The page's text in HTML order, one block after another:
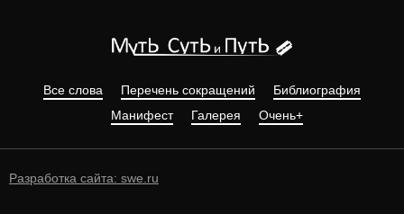
Все слова Перечень сокращений
Библиография
Манифест
Галерея Очень+
Разработка сайта: swe.ru